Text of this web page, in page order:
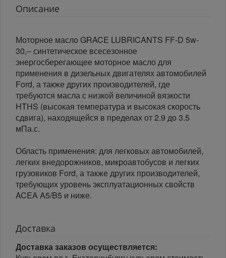
Описание
Моторное масло GRACE LUBRICANTS FF-D 5w-
30,– синтетическое всесезонное
энергосберегающее моторное масло для
применения в дизельных двигателях автомобилей
Ford, а также других производителей, где
требуются масла с низкой величиной вязкости
HTHS (высокая температура и высокая скорость
сдвига), находящейся в пределах от 2.9 до 3.5
мПа.с.
Область применения: для легковых автомобилей,
легких внедорожников, микроавтобусов и легких
грузовиков Ford, а также других производителей,
требующих уровень эксплуатационных свойств
ACEA A5/B5 и ниже.
Доставка
Доставка заказов осуществляется: